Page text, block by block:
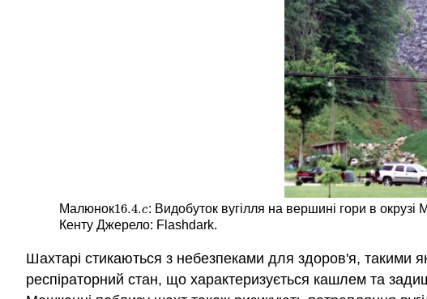
Малюнок16.4.c
16.4.c: Видобуток вугілля на вершині гори в окрузі
Кенту Джерело: Flashdark.
Шахтарі стикаються з небезпеками для здоров'я, такими
респіраторний стан, що характеризується кашлем та